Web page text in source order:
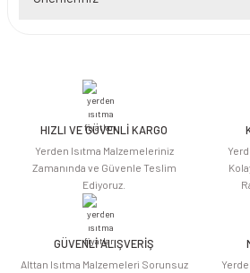
iletebilirsiniz.
Görüş ve önerileriniz için teşekkür ederiz.
Ürün açıklamasında eksik bilgiler
Ürün bilgilerinde hatalar bulunuyor.
Ürün fiyatı diğer sitelerden daha pahalı.
Bu ürüne benzer farklı alternatifler olmalı.
HIZLI VE GÜVENLİ KARGO
Yerden Isıtma Malzemeleriniz
Zamanında ve Güvenle Teslim
Ediyoruz.
GÜVENLİ ALIŞVERİŞ
Alttan Isıtma Malzemeleri Sorunsuz